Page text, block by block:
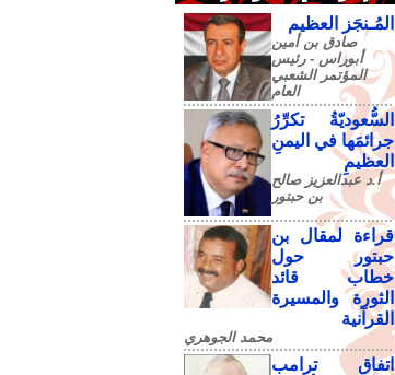
المُـنجَز العظيم
صادق‮ ‬بن‮ ‬أمين‮
‬أبوراس - رئيس‮
‬المؤتمر‮ ‬الشعبي‮
‬العام
السُّعوديّةُ تكرِّرُ
جرائمَها في اليمنِ
العظيمِ
أ.د عبدالعزيز صالح
بن حبتور
قراءة لمقال بن
حبتور حول
خطاب قائد
الثورة والمسيرة
القرآنية
محمد الجوهري
اتفاق ترامب